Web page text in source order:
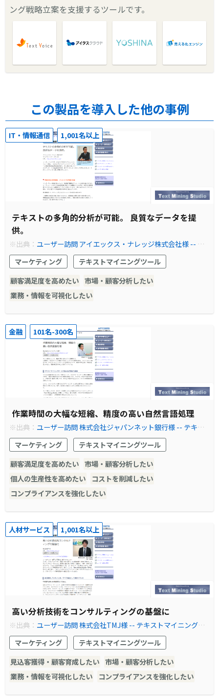
ング戦略立案を支援するツールです。
この製品を導入した他の事例
IT・情報通信 1,001名以上
テキストの多角的分析が可能。 良質なデータを提
供。
※出典： ユーザー訪問 アイエックス・ナレッジ株式会社様 -- テ
キストマイニングツール Text Mining Studio
マーケティング
テキストマイニングツール
顧客満足度を高めたい 市場・顧客分析したい
業務・情報を可視化したい
金融 101名-300名
作業時間の大幅な短縮、精度の高い自然言語処理
※出典： ユーザー訪問 株式会社ジャパンネット銀行様 -- テキス
トマイニングツール Text Mining Studio
マーケティング
テキストマイニングツール
顧客満足度を高めたい 市場・顧客分析したい
個人の生産性を高めたい
コストを削減したい
コンプライアンスを強化したい
人材サービス 1,001名以上
高い分析技術をコンサルティングの基盤に
※出典： ユーザー訪問 株式会社TMJ様 -- テキストマイニングツ
ール Text Mining Studio
マーケティング
テキストマイニングツール
見込客獲得・顧客育成したい 市場・顧客分析したい
業務・情報を可視化したい
コンプライアンスを強化したい